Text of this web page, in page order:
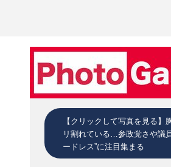
【クリックして写真を見る】
リ割れている…参政党さや議
ードレス”に注目集まる